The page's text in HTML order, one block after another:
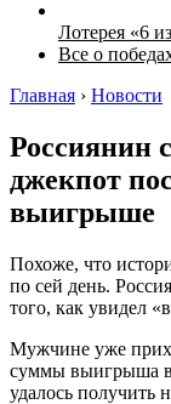
Лотерея «6
Все о
Главная › Новости
Россиянин
джекпот
выигрыше
Похоже, что
по сей день.
того, как увидел
Мужчине уже
суммы выигрыша
удалось получить